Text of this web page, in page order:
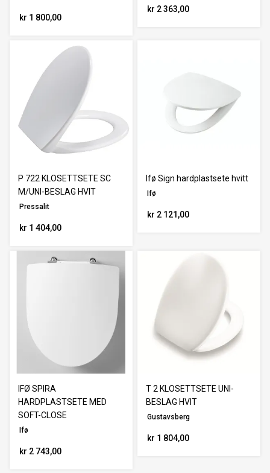
kr 1 800,00
kr 2 363,00
P 722 KLOSETTSETE SC
M/UNI-BESLAG HVIT
Pressalit
kr 1 404,00
Ifø Sign hardplastsete hvitt
Ifø
kr 2 121,00
IFØ SPIRA
HARDPLASTSETE MED
SOFT-CLOSE
Ifø
kr 2 743,00
T 2 KLOSETTSETE UNI-
BESLAG HVIT
Gustavsberg
kr 1 804,00